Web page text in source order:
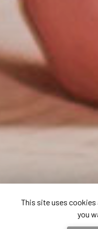
This site uses cookies
you